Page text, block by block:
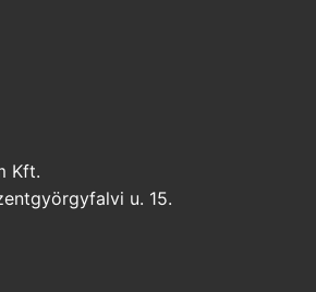
Kft.
u. 15.